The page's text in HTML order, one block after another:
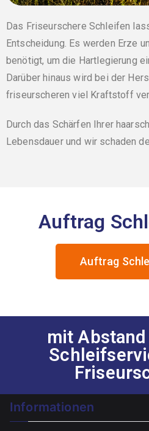
Das Friseurschere Schleifen
Entscheidung. Es werden Erze
benötigt, um die Hartlegierung
Darüber hinaus wird bei der
friseurscheren viel Kraftstoff
Durch das Schärfen Ihrer
Lebensdauer und wir schaden
Auftrag
Auftrag
mit
Informationen